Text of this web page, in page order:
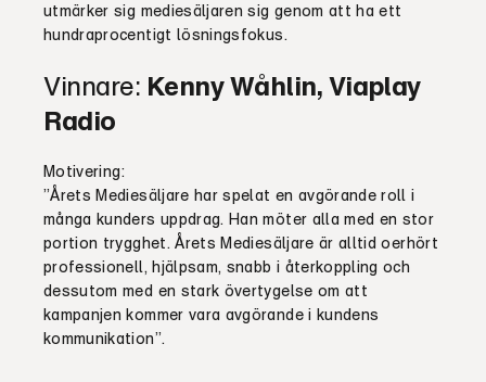
utmärker sig mediesäljaren sig genom att ha ett
hundraprocentigt lösningsfokus.
Vinnare: Kenny Wåhlin, Viaplay
Radio
Motivering:
”Årets Mediesäljare har spelat en avgörande roll i
många kunders uppdrag. Han möter alla med en stor
portion trygghet. Årets Mediesäljare är alltid oerhört
professionell, hjälpsam, snabb i återkoppling och
dessutom med en stark övertygelse om att
kampanjen kommer vara avgörande i kundens
kommunikation”.